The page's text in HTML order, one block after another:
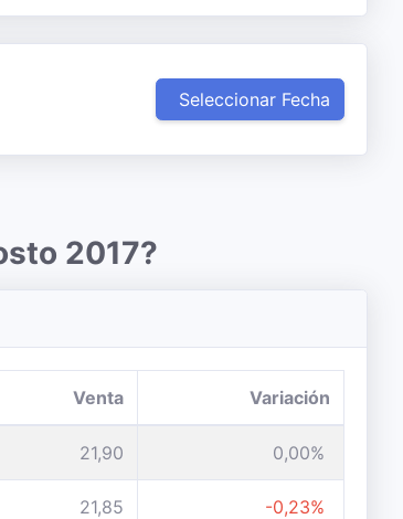
Seleccionar Fecha
2017?
Venta Variación
21,90 0,00%
21,85 -0,23%